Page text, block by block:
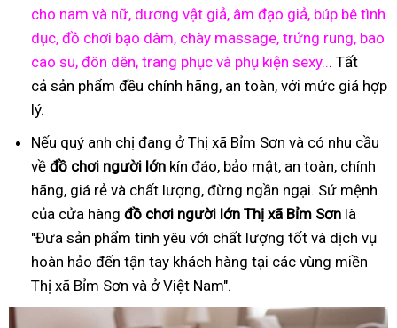
cho nam và nữ, dương vật giả, âm đạo giả, búp bê tình
dục, đồ chơi bạo dâm, chày massage, trứng rung, bao
cao su, đôn dên, trang phục và phụ kiện sexy... Tất
cả sản phẩm đều chính hãng, an toàn, với mức giá hợp
lý.
Nếu quý anh chị đang ở Thị xã Bỉm Sơn và có nhu cầu
về đồ chơi người lớn kín đáo, bảo mật, an toàn, chính
hãng, giá rẻ và chất lượng, đừng ngần ngại. Sứ mệnh
của cửa hàng đồ chơi người lớn Thị xã Bỉm Sơn là
"Đưa sản phẩm tình yêu với chất lượng tốt và dịch vụ
hoàn hảo đến tận tay khách hàng tại các vùng miền
Thị xã Bỉm Sơn và ở Việt Nam".